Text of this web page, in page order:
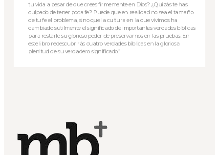
tu vida a pesar de que crees firmemente en Dios? ¿Quizás te has
culpado de tener poca fe? Puede que en realidad no sea el tamaño
de tu fe el problema, sino que la cultura en la que vivimos ha
cambiado sutilmente el significado de importantes verdades bíblicas
para restarle su glorioso poder de preservarnos en las pruebas. En
este libro redescubrirás cuatro verdades bíblicas en la gloriosa
plenitud de su verdadero significado.”